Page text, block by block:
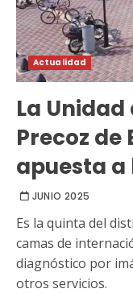
Actualidad
La
Precoz de
apuesta
JUNIO 2025
Es la quinta del
camas de
diagnóstico por
otros servicios.